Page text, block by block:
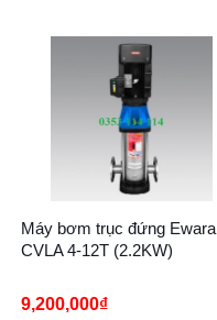
Máy bơm trục đứng Ewara
CVLA 4-12T (2.2KW)
9,200,000₫